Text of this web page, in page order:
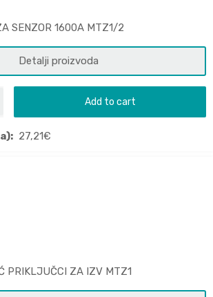
SENZOR 1600A MTZ1/2
Detalji proizvoda
Add to cart
27,21€
PRIKLJUČCI ZA IZV MTZ1